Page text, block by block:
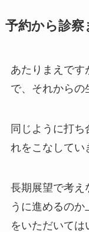
予約から診察
あたりまえです
で、それからの
同じように打
れをこなしてい
長期展望で考え
うに進めるの
をいただいて